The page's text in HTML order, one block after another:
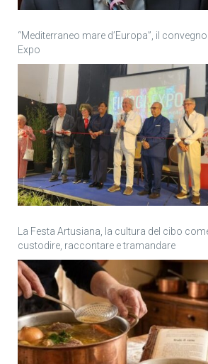
“Mediterraneo mare d’Europa”, il
Expo
La Festa Artusiana, la cultura del cibo
custodire, raccontare e tramandare